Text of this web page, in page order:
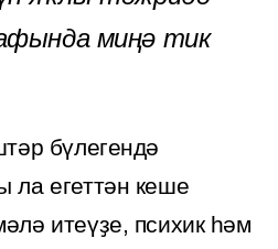
миңә тик
бүлегендә
ла егеттән кеше
итеүҙе, психик һәм